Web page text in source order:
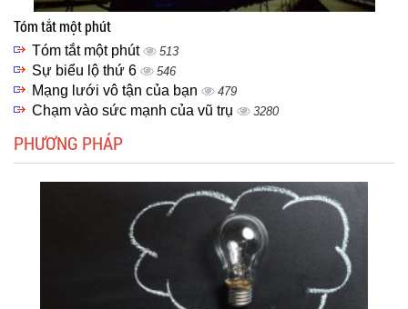
Tóm tắt một phút
Tóm tắt một phút 513
Sự biểu lộ thứ 6 546
Mạng lưới vô tận của bạn 479
Chạm vào sức mạnh của vũ trụ 3280
PHƯƠNG PHÁP